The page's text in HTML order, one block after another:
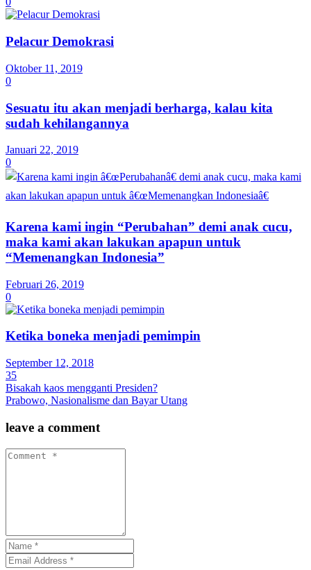
Pelacur Demokrasi
Oktober 11, 2019
0
Sesuatu itu akan menjadi berharga, kalau kita
sudah kehilangannya
Januari 22, 2019
0
Karena kami ingin “Perubahan” demi anak cucu,
maka kami akan lakukan apapun untuk
“Memenangkan Indonesia”
Februari 26, 2019
0
Ketika boneka menjadi pemimpin
September 12, 2018
35
Bisakah kaos mengganti Presiden?
Prabowo, Nasionalisme dan Bayar Utang
leave a comment